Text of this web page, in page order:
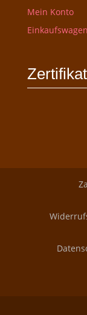
Mein Konto
Einkaufswagen
Zertifikat